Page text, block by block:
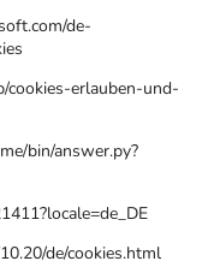
de-
cookies-erlauben-und-
bin/answer.py?
de/cookies.html